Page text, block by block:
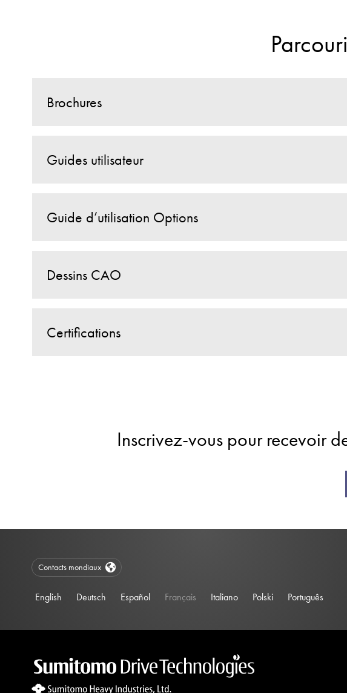
Brochures
Guides utilisateur
Guide d’utilisation Options
Dessins CAO
Certifications
Inscrivez-vous pour recevoir
Contacts mondiaux
English Deutsch Español Français Italiano Polski Português